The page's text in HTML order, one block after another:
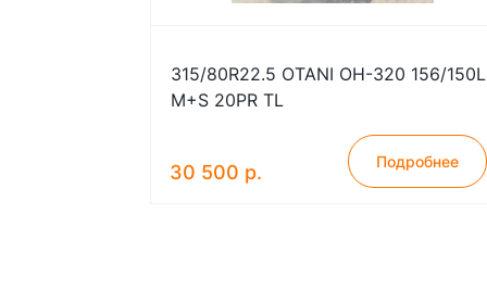
315/80R22.5 OTANI OH-320 156/150L
M+S 20PR TL
30 500 р. Подробнее